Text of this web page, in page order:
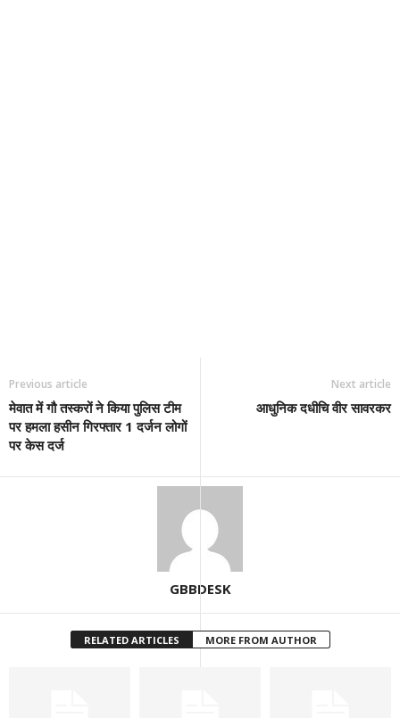
Previous article
मेवात में गौ तस्करों ने किया पुलिस टीम
पर हमला हसीन गिरफ्तार 1 दर्जन लोगों
पर केस दर्ज
Next article
आधुनिक दधीचि वीर सावरकर
GBBDESK
RELATED ARTICLES MORE FROM AUTHOR